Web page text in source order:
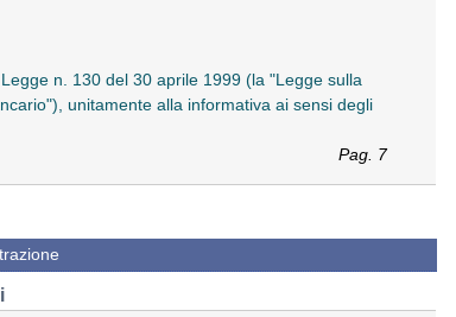
n. 130 del 30 aprile 1999 (la "Legge sulla
unitamente alla informativa ai sensi degli
Pag. 7